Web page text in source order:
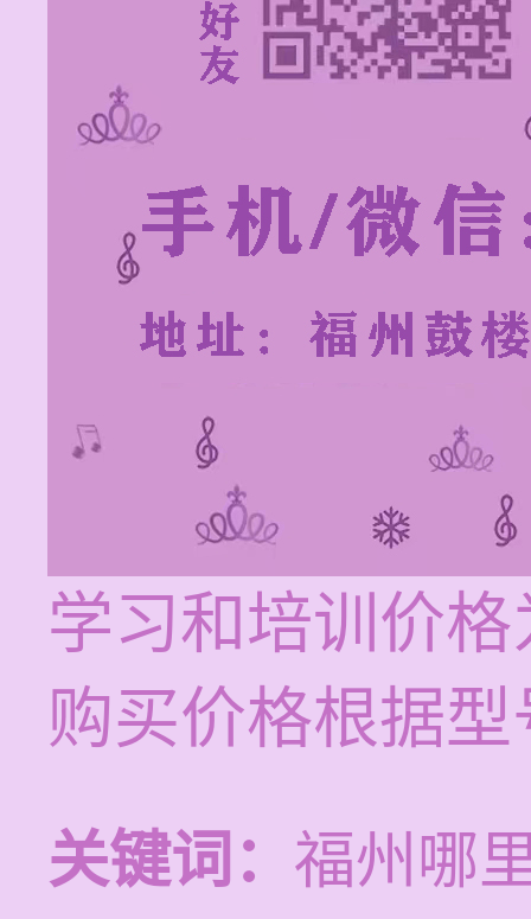
学习和培训价
购买价格根据
关键词： 福州哪